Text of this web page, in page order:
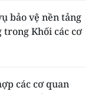
bảo vệ nền tảng
Khối các cơ
các cơ quan